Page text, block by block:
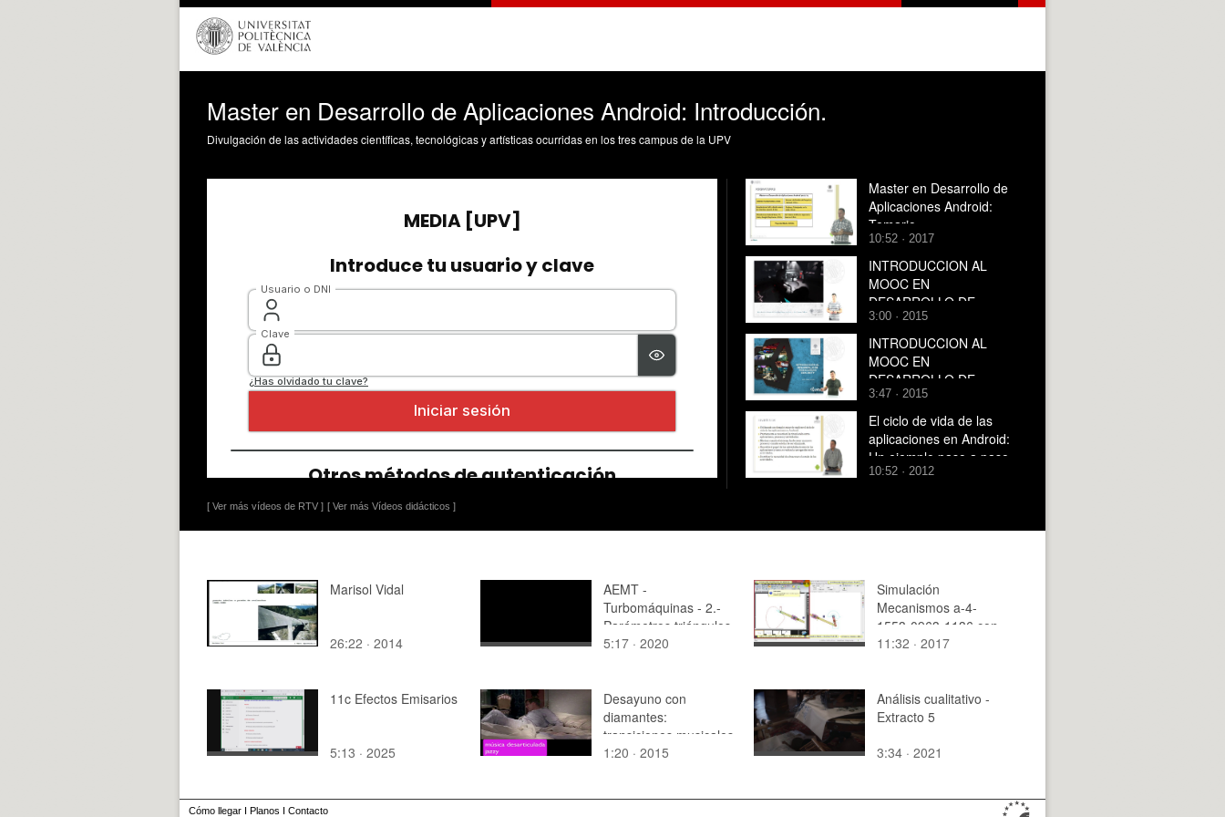
Master en Desarrollo de Aplicaciones Android: Introducción.
Divulgación de las actividades científicas, tecnológicas y artísticas ocurridas en los tres campus de la UPV
[ Ver más vídeos de RTV ] [ Ver más Vídeos didácticos ]
Master en Desarrollo de
Aplicaciones Android:
Temario
10:52 · 2017
INTRODUCCION AL
MOOC EN
DESARROLLO DE
VIDEOJUEGOS CON
UNITY
3:00 · 2015
INTRODUCCION AL
MOOC EN
DESARROLLO DE
VIDEOJUEGOS CON
UNITY
3:47 · 2015
El ciclo de vida de las
aplicaciones en Android:
Un ejemplo paso a paso
10:52 · 2012
Marisol Vidal
26:22 · 2014
AEMT -
Turbomáquinas - 2.-
Parámetros triángulos
de velocidad
5:17 · 2020
Simulación
Mecanismos a-4-
1553-0963-1136 con
Cosmos Motion - 07
11:32 · 2017
11c Efectos Emisarios
5:13 · 2025
Desayuno con
diamantes:
transiciones musicales
corte
1:20 · 2015
Análisis cualitativo -
Extracto 5
3:34 · 2021
Cómo llegar I Planos I Contacto